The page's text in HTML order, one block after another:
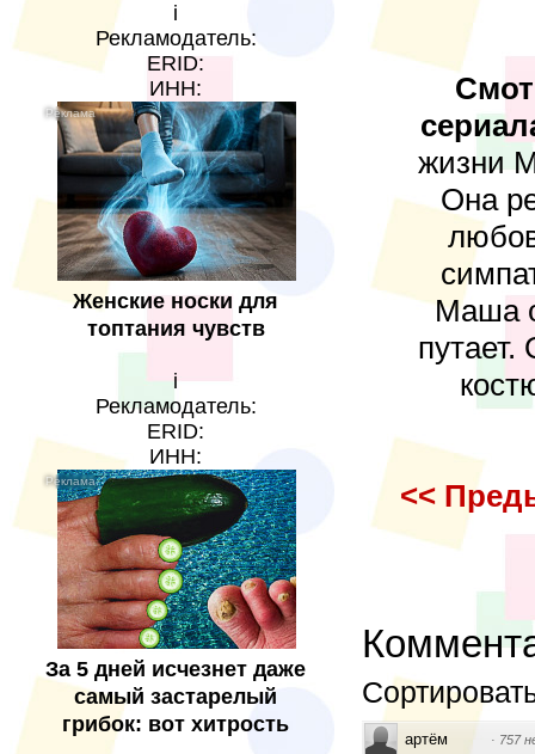
i
Рекламодатель:
ERID:
ИНН:
Женские носки для
топтания чувств
i
Рекламодатель:
ERID:
ИНН:
За 5 дней исчезнет даже
самый застарелый
грибок: вот хитрость
жизни
Она
Маша
<<
артём · 757